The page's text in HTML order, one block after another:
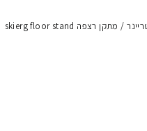
/מתקן רצפה skierg floor stand